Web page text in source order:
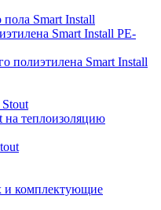
Smart Install
Smart Install PE-
полиэтилена Smart Install
на теплоизоляцию
и комплектующие